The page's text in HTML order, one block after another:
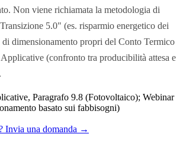
Non viene richiamata la metodologia di
5.0" (es. risparmio energetico dei
dimensionamento propri del Conto Termico
(confronto tra producibilità attesa e
Paragrafo 9.8 (Fotovoltaico); Webinar
basato sui fabbisogni)
Invia una domanda →